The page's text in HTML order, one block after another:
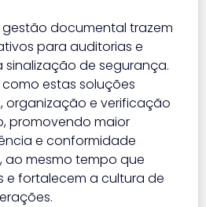
documental trazem
para auditorias e
de segurança.
estas soluções
organização e verificação
promovendo maior
e conformidade
ao mesmo tempo que
e fortalecem a cultura de